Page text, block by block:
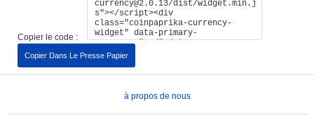
Copier le code :
Copier Dans Le Presse Papier
à propos de nous